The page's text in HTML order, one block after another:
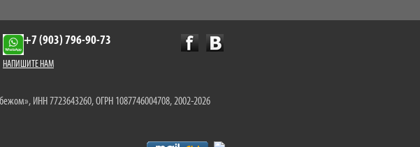
+7 (903) 796-90-73
НАПИШИТЕ НАМ
ИНН 7723643260, ОГРН 1087746004708, 2002-2026